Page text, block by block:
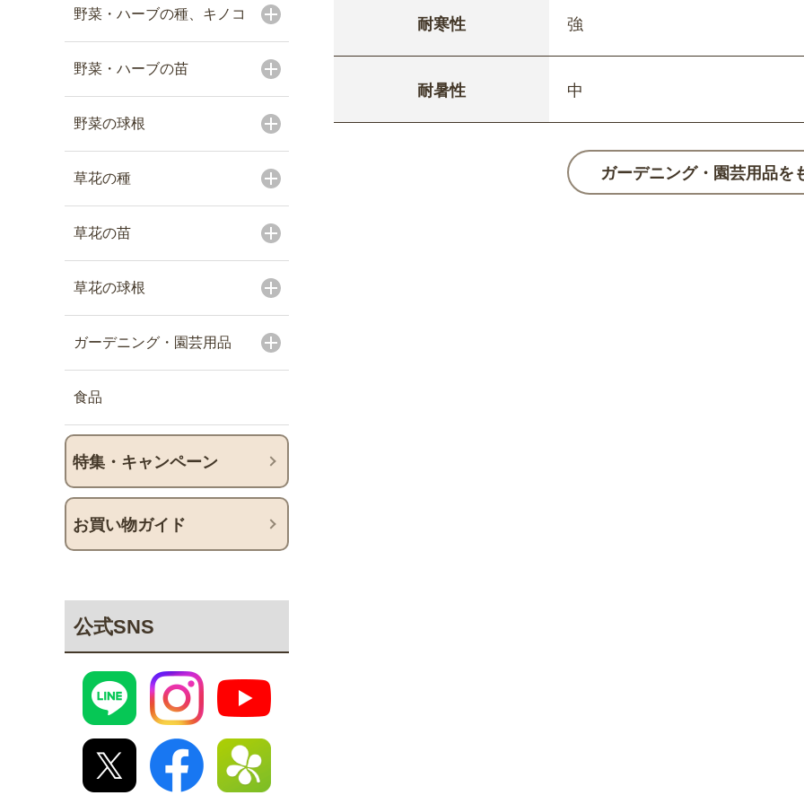
野菜・ハーブの種、キノコ
野菜・ハーブの苗
野菜の球根
草花の種
草花の苗
草花の球根
ガーデニング・園芸用品
食品
特集・キャンペーン
お買い物ガイド
公式SNS
耐寒性 強
耐暑性 中
ガーデニング・園芸用品を